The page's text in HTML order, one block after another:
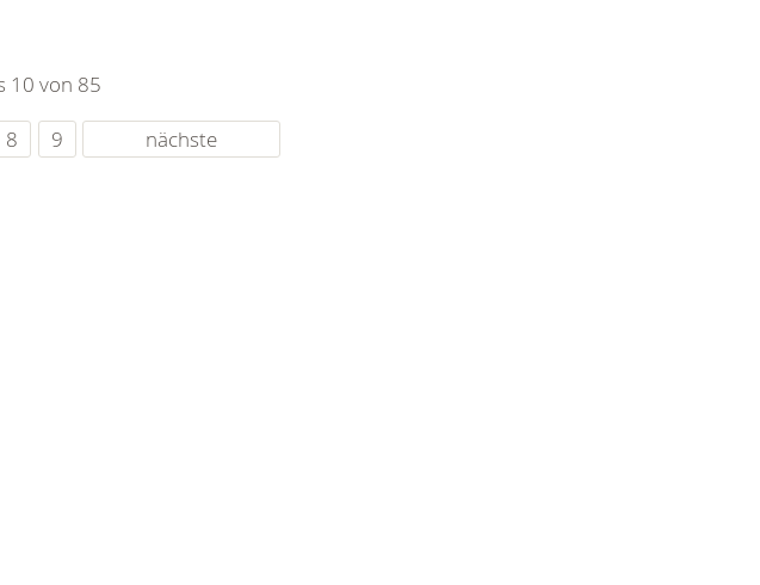
10 von 85
8 9 nächste